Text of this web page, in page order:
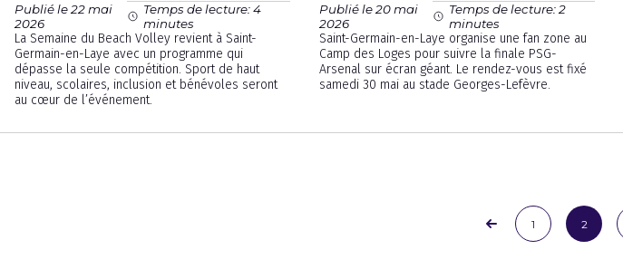
Publié le 22 mai
2026
Temps de lecture: 4
minutes
La Semaine du Beach Volley revient à Saint-
Germain-en-Laye avec un programme qui
dépasse la seule compétition. Sport de haut
niveau, scolaires, inclusion et bénévoles seront
au cœur de l’événement.
Publié le 20 mai
2026
Temps de lecture: 2
minutes
Saint-Germain-en-Laye organise une fan zone au
Camp des Loges pour suivre la finale PSG-
Arsenal sur écran géant. Le rendez-vous est fixé
samedi 30 mai au stade Georges-Lefèvre.
1 2